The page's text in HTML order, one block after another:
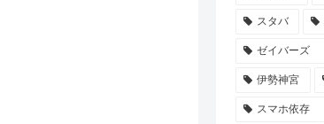
スタバ
ゼイバーズ
伊勢神宮
スマホ依存